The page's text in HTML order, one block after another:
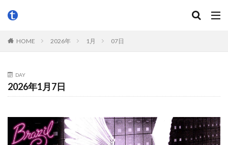
HOME 2026年 1月 07日
DAY
2026年1月7日